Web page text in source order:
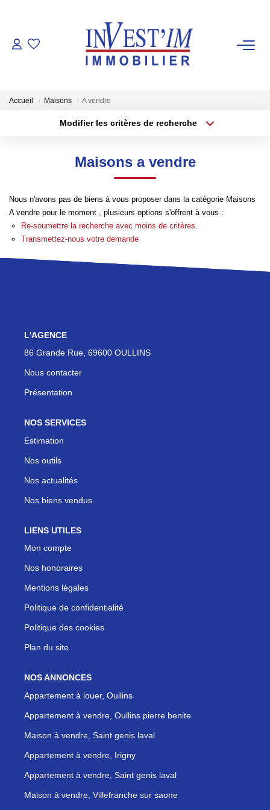
ACHETER
ESTIMER
FAIRE GERER
NOS AGENCES
Les Agences
NOUS REJOINDRE
Accueil Maisons A vendre
Modifier les critères de recherche
Créer une alerte
Maisons a vendre
Nous n'avons pas de biens à vous proposer dans la catégorie Maisons
A vendre pour le moment , plusieurs options s'offrent à vous :
Re-soumettre la recherche avec moins de critères.
Transmettez-nous votre demande
L'AGENCE
86 Grande Rue, 69600 OULLINS
Nous contacter
Présentation
NOS SERVICES
Estimation
Nos outils
Nos actualités
Nos biens vendus
LIENS UTILES
Mon compte
Nos honoraires
Mentions légales
Politique de confidentialité
Politique des cookies
Plan du site
NOS ANNONCES
Appartement à louer, Oullins
Appartement à vendre, Oullins pierre benite
Maison à vendre, Saint genis laval
Appartement à vendre, Irigny
Appartement à vendre, Saint genis laval
Maison à vendre, Villefranche sur saone